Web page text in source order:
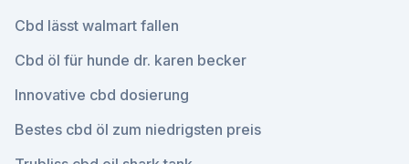
Cbd lässt walmart fallen
Cbd öl für hunde dr. karen becker
Innovative cbd dosierung
Bestes cbd öl zum niedrigsten preis